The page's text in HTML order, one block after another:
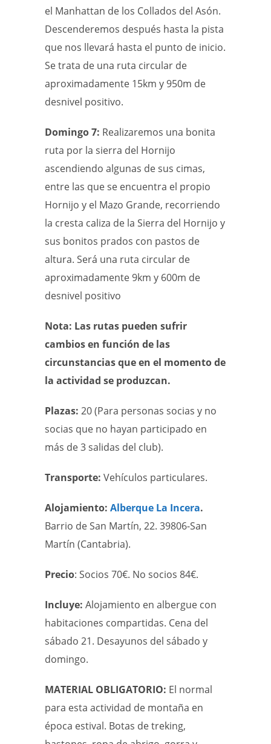
el Manhattan de los Collados del Asón.
Descenderemos después hasta la pista
que nos llevará hasta el punto de inicio.
Se trata de una ruta circular de
aproximadamente 15km y 950m de
desnivel positivo.
Domingo 7: Realizaremos una bonita
ruta por la sierra del Hornijo
ascendiendo algunas de sus cimas,
entre las que se encuentra el propio
Hornijo y el Mazo Grande, recorriendo
la cresta caliza de la Sierra del Hornijo y
sus bonitos prados con pastos de
altura. Será una ruta circular de
aproximadamente 9km y 600m de
desnivel positivo
Nota: Las rutas pueden sufrir
cambios en función de las
circunstancias que en el momento de
la actividad se produzcan.
Plazas: 20 (Para personas socias y no
socias que no hayan participado en
más de 3 salidas del club).
Transporte: Vehículos particulares.
Alojamiento: Alberque La Incera.
Barrio de San Martín, 22. 39806-San
Martín (Cantabria).
Precio: Socios 70€. No socios 84€.
Incluye: Alojamiento en albergue con
habitaciones compartidas. Cena del
sábado 21. Desayunos del sábado y
domingo.
MATERIAL OBLIGATORIO: El normal
para esta actividad de montaña en
época estival. Botas de treking,